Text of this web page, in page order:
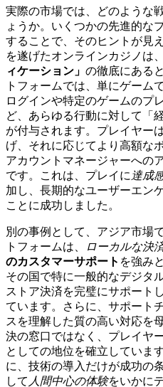
実際の市場では、どのような
ょうか。いくつかの先進的な
することで、そのヒントが見
を遂げたオンラインカジノは
ィケーション」 の徹底にある
トフォームでは、単にゲーム
ログインや特定のゲームのプ
ど、あらゆる行動に対して「
が付与されます。プレイヤー
げ、それに応じてより高額な
アカウントマネージャーへの
です。これは、プレイに 達成
加し、長期的なユーザーエン
ことに成功しました。
別の事例として、アジア市場
トフォームは、
ローカルな決
のカスタマーサポート を強み
その国で特に一般的なデジタ
ストア決済を完璧にサポート
ています。さらに、サポート
スを理解した質の高い対応を
決の窓口ではなく、プレイヤ
としての地位を確立していま
に、技術の導入だけが成功の
して 人間中心の体験をいかに